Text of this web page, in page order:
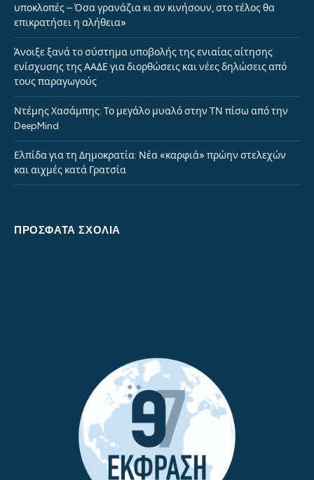
υποκλοπές – Όσα γρανάζια κι αν κινήσουν, στο τέλος θα
επικρατήσει η αλήθεια»
Άνοιξε ξανά το σύστημα υποβολής της ενιαίας αίτησης
ενίσχυσης της ΑΑΔΕ για διορθώσεις και νέες δηλώσεις από
τους παραγωγούς
Ντέμης Χασάμπης: Το μεγάλο μυαλό στην ΤΝ πίσω από την
DeepMind
Ελπίδα για τη Δημοκρατία: Νέα «καρφιά» πρώην στελεχών
και αιχμές κατά Γρατσία
ΠΡΌΣΦΑΤΑ ΣΧΌΛΙΑ